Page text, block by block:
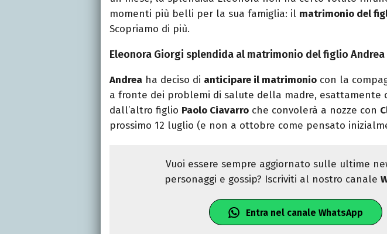
momenti più belli per la sua famiglia: il matrimonio del
Scopriamo di più.
Eleonora Giorgi splendida al matrimonio del figlio Andrea
Andrea ha deciso di anticipare il matrimonio con la
a fronte dei problemi di salute della madre, esattamente
dall’altro figlio Paolo Ciavarro che convolerà a nozze con
prossimo 12 luglio (e non a ottobre come pensato
Vuoi essere sempre aggiornato sulle ultime
personaggi e gossip? Iscriviti al nostro canale
Entra nel canale WhatsApp